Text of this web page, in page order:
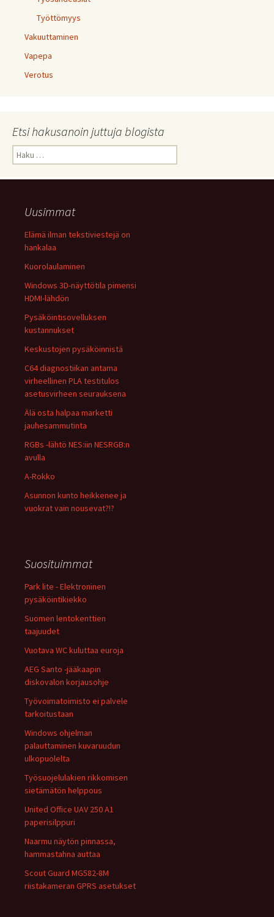
Työttömyys
Vakuuttaminen
Vapepa
Verotus
Etsi hakusanoin juttuja blogista
Haku:
Uusimmat
Elämä ilman tekstiviestejä on
hankalaa
Kuorolaulaminen
Windows 3D-näyttötila pimensi
HDMI-lähdön
Pysäköintisovelluksen
kustannukset
Keskustojen pysäköinnistä
C64 diagnostiikan antama
virheellinen PLA testitulos
asetusvirheen seurauksena
Älä osta halpaa marketti
jauhesammutinta
RGBs -lähtö NES:iin NESRGB:n
avulla
A-Rokko
Asunnon kunto heikkenee ja
vuokrat vain nousevat?!?
Suosituimmat
Park lite - Elektroninen
pysäköintikiekko
Suomen lentokenttien
taajuudet
Vuotava WC kuluttaa euroja
AEG Santo -jääkaapin
diskovalon korjausohje
Työvoimatoimisto ei palvele
tarkoitustaan
Windows ohjelman
palauttaminen kuvaruudun
ulkopuolelta
Työsuojelulakien rikkomisen
sietämätön helppous
United Office UAV 250 A1
paperisilppuri
Naarmu näytön pinnassa,
hammastahna auttaa
Scout Guard MG582-8M
riistakameran GPRS asetukset